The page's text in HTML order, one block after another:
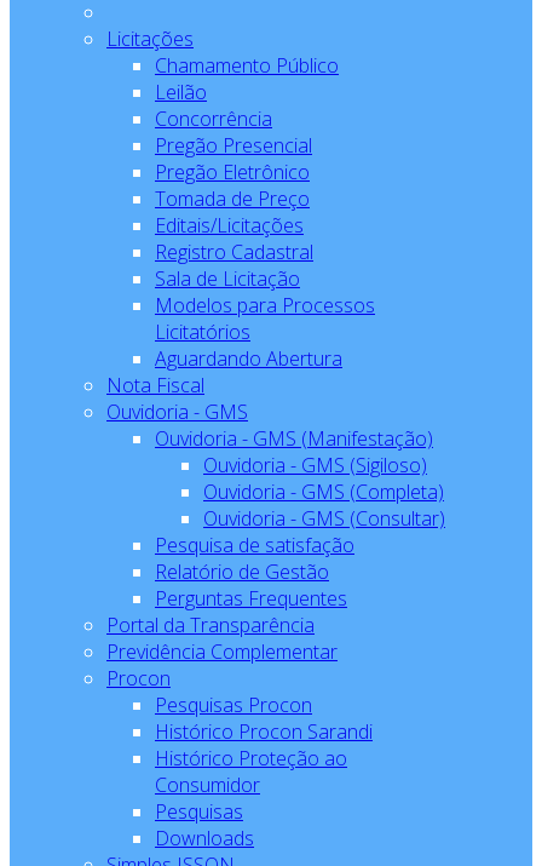
Licitações
Chamamento Público
Leilão
Concorrência
Pregão Presencial
Pregão Eletrônico
Tomada de Preço
Editais/Licitações
Registro Cadastral
Sala de Licitação
Modelos para Processos
Licitatórios
Aguardando Abertura
Nota Fiscal
Ouvidoria - GMS
Ouvidoria - GMS (Manifestação)
Ouvidoria - GMS (Sigiloso)
Ouvidoria - GMS (Completa)
Ouvidoria - GMS (Consultar)
Pesquisa de satisfação
Relatório de Gestão
Perguntas Frequentes
Portal da Transparência
Previdência Complementar
Procon
Pesquisas Procon
Histórico Procon Sarandi
Histórico Proteção ao
Consumidor
Pesquisas
Downloads